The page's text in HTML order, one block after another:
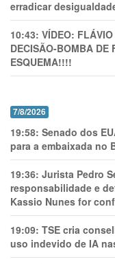
erradicar
10:43: VÍDEO:
DECISÃO-BOMBA DE
ESQUEMA!!!!
7/8/2026
19:58: Senado dos
para a embaixada no
19:36: Jurista Pedro
responsabilidade e
Kassio Nunes for
19:09: TSE cria
uso indevido de IA